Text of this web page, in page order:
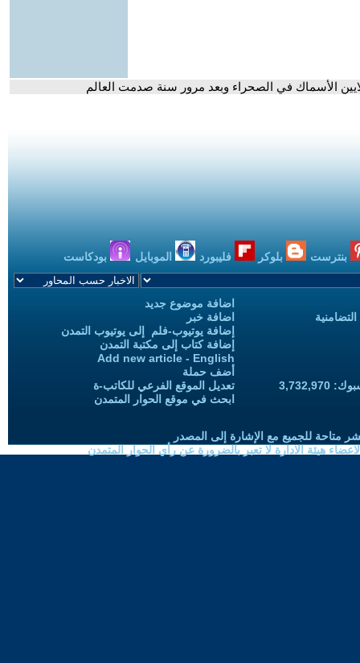
الأسماك في الصحراء وبعد مرور سنة صدمت العالم
بنترست بلوكر فليبورد الموبايل بودكاست
اضافة موضوع جديد
اضافة خبر
إضافة يوتيوب-فلم إلى يوتيوب التمدن
إضافة كتاب إلى مكتبة التمدن
Add new article - English
أضف حملة
تعديل الموقع الفرعي للكاتب-ة
ابحث في موقع الحوار المتمدن
متاحة للجميع مع الإشارة إلى المصدر
هيئة الادارة لا تعبر بالضرورة عن رأي الحوار المتمدن